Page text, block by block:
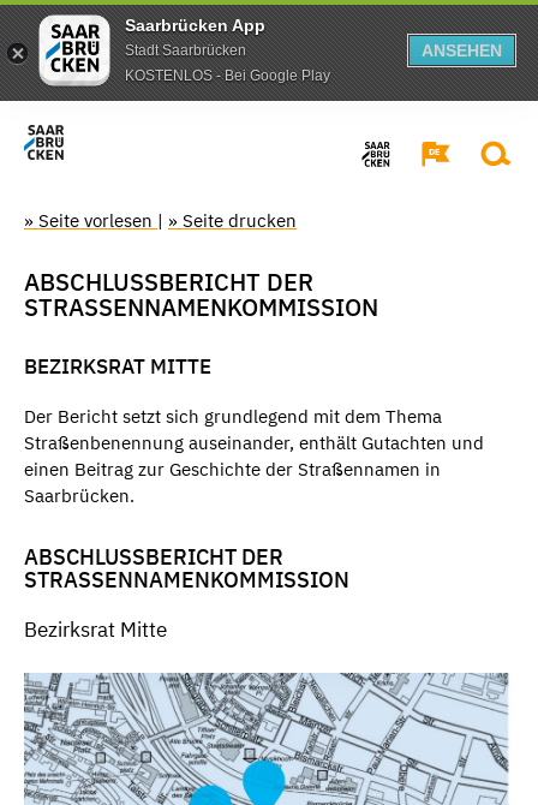
Saarbrücken App
Stadt Saarbrücken
KOSTENLOS - Bei Google Play
ANSEHEN
» Seite vorlesen | » Seite drucken
ABSCHLUSSBERICHT DER
STRASSENNAMENKOMMISSION
BEZIRKSRAT MITTE
Der Bericht setzt sich grundlegend mit dem Thema
Straßenbenennung auseinander, enthält Gutachten und
einen Beitrag zur Geschichte der Straßennamen in
Saarbrücken.
ABSCHLUSSBERICHT DER
STRASSENNAMENKOMMISSION
Bezirksrat Mitte